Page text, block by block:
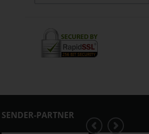
SENDER-PARTNER